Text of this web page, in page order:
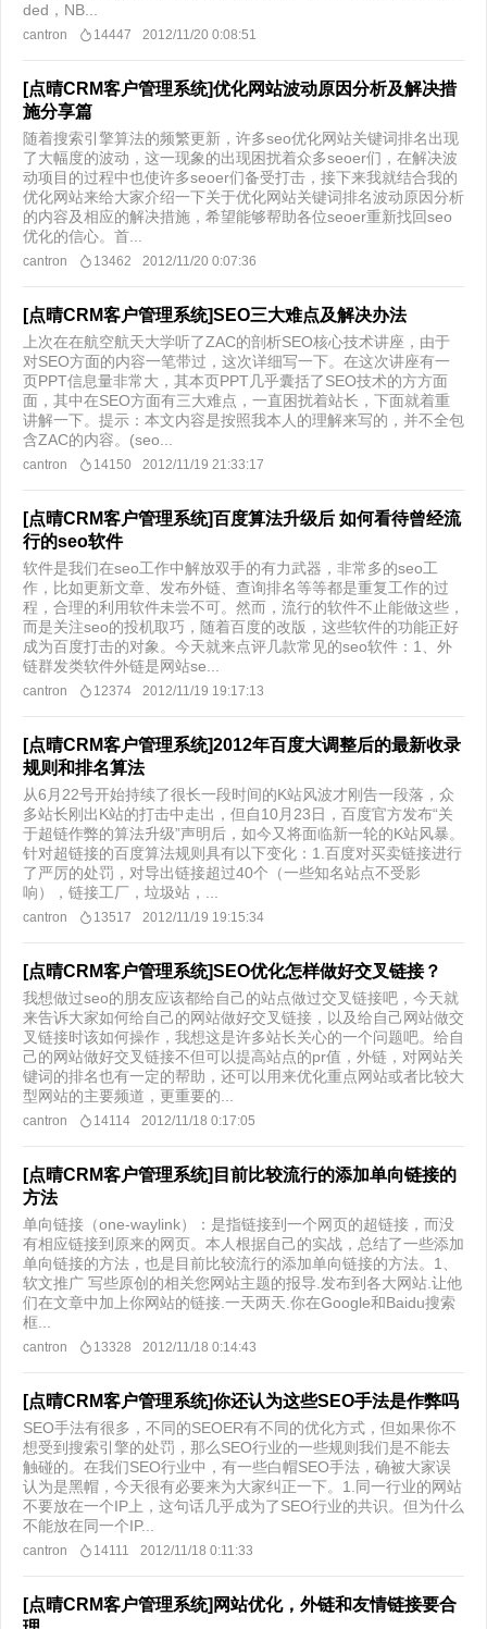
ded，NB...
cantron 14447 2012/11/20 0:08:51
[点晴CRM客户管理系统]优化网站波动原因分析及解决措
施分享篇
随着搜索引擎算法的频繁更新，许多seo优化网站关键词排名出现
了大幅度的波动，这一现象的出现困扰着众多seoer们，在解决波
动项目的过程中也使许多seoer们备受打击，接下来我就结合我的
优化网站来给大家介绍一下关于优化网站关键词排名波动原因分析
的内容及相应的解决措施，希望能够帮助各位seoer重新找回seo
优化的信心。首...
cantron 13462 2012/11/20 0:07:36
[点晴CRM客户管理系统]SEO三大难点及解决办法
上次在在航空航天大学听了ZAC的剖析SEO核心技术讲座，由于
对SEO方面的内容一笔带过，这次详细写一下。在这次讲座有一
页PPT信息量非常大，其本页PPT几乎囊括了SEO技术的方方面
面，其中在SEO方面有三大难点，一直困扰着站长，下面就着重
讲解一下。提示：本文内容是按照我本人的理解来写的，并不全包
含ZAC的内容。(seo...
cantron 14150 2012/11/19 21:33:17
[点晴CRM客户管理系统]百度算法升级后 如何看待曾经流
行的seo软件
软件是我们在seo工作中解放双手的有力武器，非常多的seo工
作，比如更新文章、发布外链、查询排名等等都是重复工作的过
程，合理的利用软件未尝不可。然而，流行的软件不止能做这些，
而是关注seo的投机取巧，随着百度的改版，这些软件的功能正好
成为百度打击的对象。今天就来点评几款常见的seo软件：1、外
链群发类软件外链是网站se...
cantron 12374 2012/11/19 19:17:13
[点晴CRM客户管理系统]2012年百度大调整后的最新收录
规则和排名算法
从6月22号开始持续了很长一段时间的K站风波才刚告一段落，众
多站长刚出K站的打击中走出，但自10月23日，百度官方发布“关
于超链作弊的算法升级”声明后，如今又将面临新一轮的K站风暴。
针对超链接的百度算法规则具有以下变化：1.百度对买卖链接进行
了严厉的处罚，对导出链接超过40个（一些知名站点不受影
响），链接工厂，垃圾站，...
cantron 13517 2012/11/19 19:15:34
[点晴CRM客户管理系统]SEO优化怎样做好交叉链接？
我想做过seo的朋友应该都给自己的站点做过交叉链接吧，今天就
来告诉大家如何给自己的网站做好交叉链接，以及给自己网站做交
叉链接时该如何操作，我想这是许多站长关心的一个问题吧。给自
己的网站做好交叉链接不但可以提高站点的pr值，外链，对网站关
键词的排名也有一定的帮助，还可以用来优化重点网站或者比较大
型网站的主要频道，更重要的...
cantron 14114 2012/11/18 0:17:05
[点晴CRM客户管理系统]目前比较流行的添加单向链接的
方法
单向链接（one-waylink）：是指链接到一个网页的超链接，而没
有相应链接到原来的网页。本人根据自己的实战，总结了一些添加
单向链接的方法，也是目前比较流行的添加单向链接的方法。1、
软文推广 写些原创的相关您网站主题的报导.发布到各大网站.让他
们在文章中加上你网站的链接.一天两天.你在Google和Baidu搜索
框...
cantron 13328 2012/11/18 0:14:43
[点晴CRM客户管理系统]你还认为这些SEO手法是作弊吗
SEO手法有很多，不同的SEOER有不同的优化方式，但如果你不
想受到搜索引擎的处罚，那么SEO行业的一些规则我们是不能去
触碰的。在我们SEO行业中，有一些白帽SEO手法，确被大家误
认为是黑帽，今天很有必要来为大家纠正一下。1.同一行业的网站
不要放在一个IP上，这句话几乎成为了SEO行业的共识。但为什么
不能放在同一个IP...
cantron 14111 2012/11/18 0:11:33
[点晴CRM客户管理系统]网站优化，外链和友情链接要合